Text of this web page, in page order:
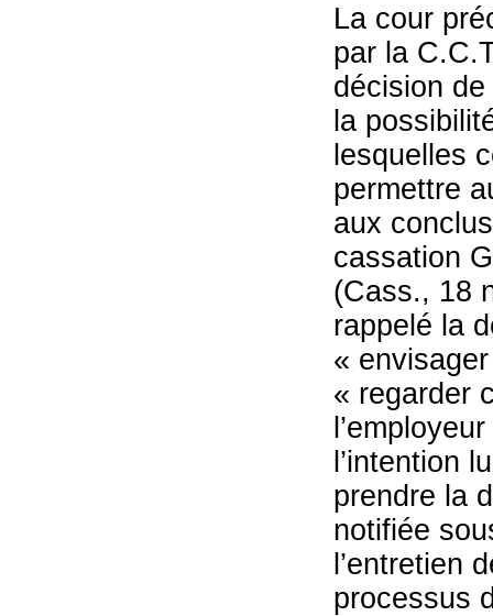
La cour
par la
décision
la
lesquelles
permettre
aux
cassation
(Cass., 18
rappelé la
«
« regarder
l’intention
prendre la
notifiée
l’entretien
processus